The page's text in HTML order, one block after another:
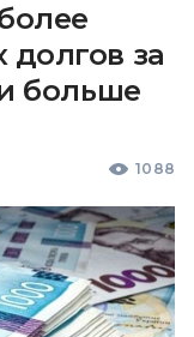
за
больше
1088